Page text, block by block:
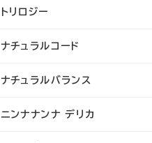
トリロジー
ナチュラルコード
ナチュラルバランス
ニンナナンナ デリカ